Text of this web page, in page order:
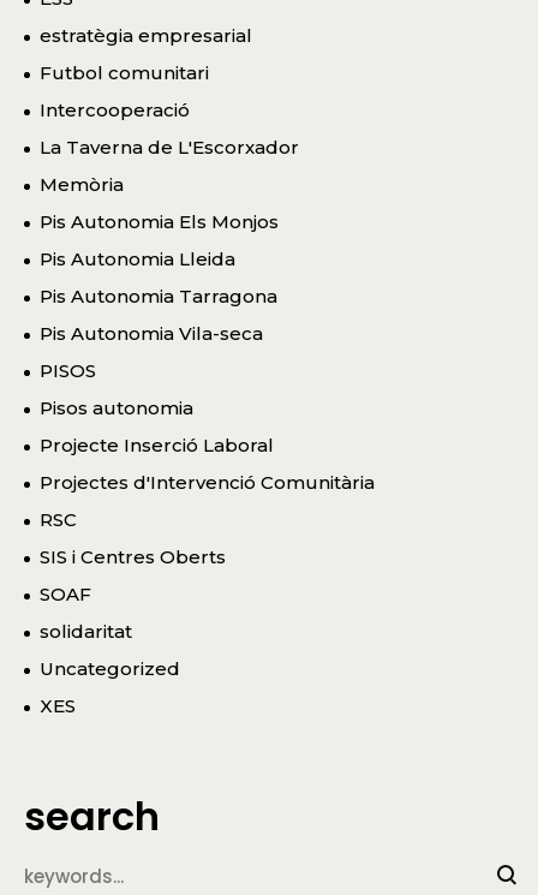
estratègia empresarial
Futbol comunitari
Intercooperació
La Taverna de L'Escorxador
Memòria
Pis Autonomia Els Monjos
Pis Autonomia Lleida
Pis Autonomia Tarragona
Pis Autonomia Vila-seca
PISOS
Pisos autonomia
Projecte Inserció Laboral
Projectes d'Intervenció Comunitària
RSC
SIS i Centres Oberts
SOAF
solidaritat
Uncategorized
XES
search